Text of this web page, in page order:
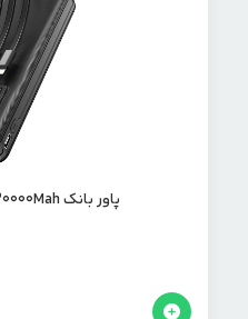
پاور بانک Aspor 30000Mah مدل A301